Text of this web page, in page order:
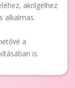
akrilgélhez
alkalmas.
a
is.